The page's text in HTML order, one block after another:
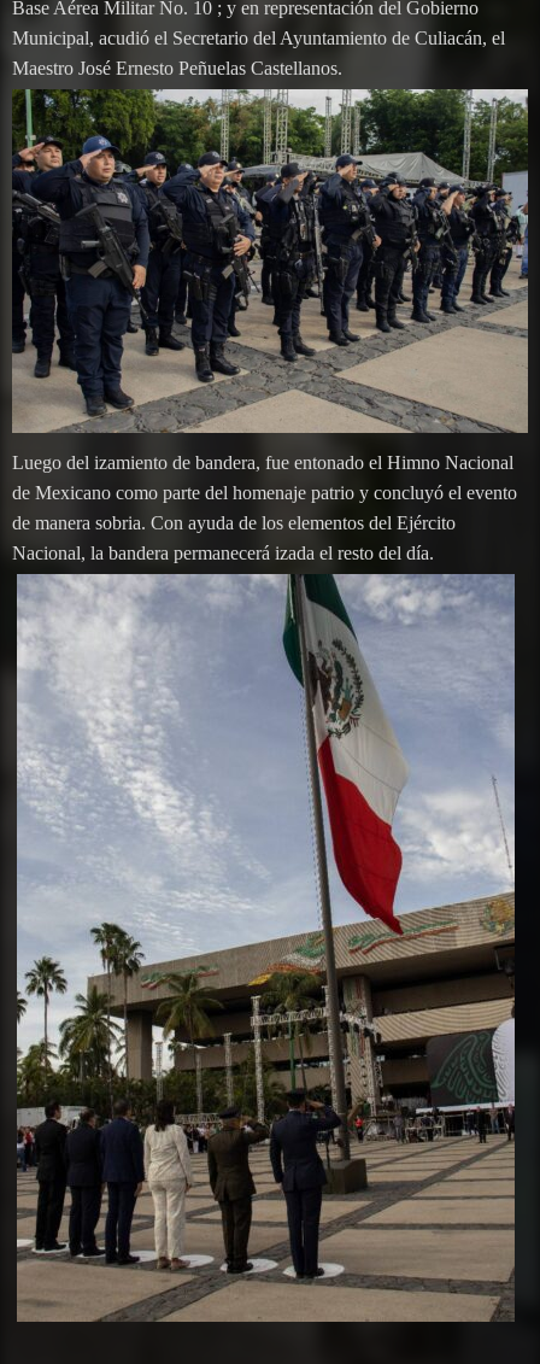
Base Aérea Militar No. 10 ; y en representación del Gobierno
Municipal, acudió el Secretario del Ayuntamiento de Culiacán, el
Maestro José Ernesto Peñuelas Castellanos.
Luego del izamiento de bandera, fue entonado el Himno Nacional
de Mexicano como parte del homenaje patrio y concluyó el evento
de manera sobria. Con ayuda de los elementos del Ejército
Nacional, la bandera permanecerá izada el resto del día.